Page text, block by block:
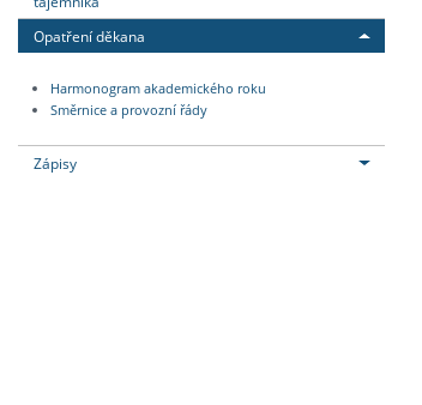
Opatření děkana
Harmonogram akademického roku
Směrnice a provozní řády
Zápisy